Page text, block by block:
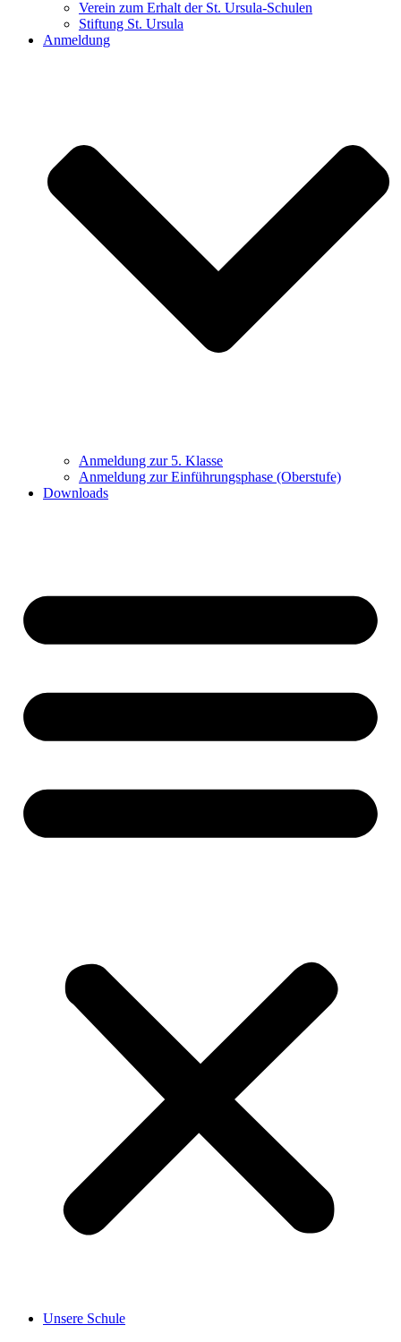
Verein zum Erhalt der St. Ursula-Schulen
Stiftung St. Ursula
Anmeldung
Anmeldung zur 5. Klasse
Anmeldung zur Einführungsphase (Oberstufe)
Downloads
Unsere Schule